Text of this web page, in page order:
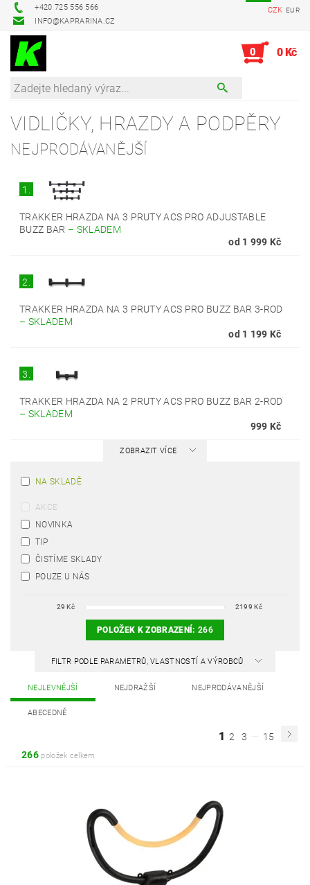
+420 725 556 566
INFO@KAPRARINA.CZ
CZK EUR
0 0 Kč
VIDLIČKY, HRAZDY A PODPĚRY
NEJPRODÁVANĚJŠÍ
1.
TRAKKER HRAZDA NA 3 PRUTY ACS PRO ADJUSTABLE
BUZZ BAR – SKLADEM
od 1 999 Kč
2.
TRAKKER HRAZDA NA 3 PRUTY ACS PRO BUZZ BAR 3-ROD
– SKLADEM
od 1 199 Kč
3.
TRAKKER HRAZDA NA 2 PRUTY ACS PRO BUZZ BAR 2-ROD
– SKLADEM
999 Kč
ZOBRAZIT VÍCE
NA SKLADĚ
AKCE
NOVINKA
TIP
ČISTÍME SKLADY
POUZE U NÁS
29 Kč 2199 Kč
POLOŽEK K ZOBRAZENÍ: 266
FILTR PODLE PARAMETRŮ, VLASTNOSTÍ A VÝROBCŮ
NEJLEVNĚJŠÍ NEJDRAŽŠÍ NEJPRODÁVANĚJŠÍ
ABECEDNĚ
1 2 3 ... 15
266položek celkem